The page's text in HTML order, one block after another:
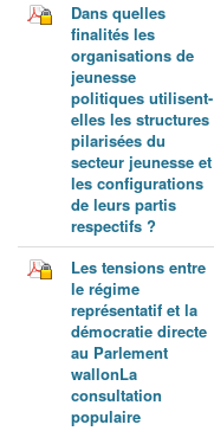
Dans quelles
finalités les
organisations de
jeunesse
politiques utilisent-
elles les structures
pilarisées du
secteur jeunesse et
les configurations
de leurs partis
respectifs ?
Les tensions entre
le régime
représentatif et la
démocratie directe
au Parlement
wallonLa
consultation
populaire